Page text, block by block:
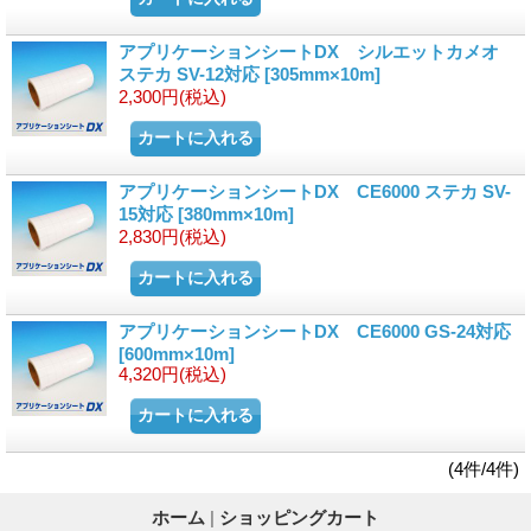
アプリケーションシートDX シルエットカメオ
ステカ SV-12対応 [305mm×10m]
2,300円(税込)
アプリケーションシートDX CE6000 ステカ SV-
15対応 [380mm×10m]
2,830円(税込)
アプリケーションシートDX CE6000 GS-24対応
[600mm×10m]
4,320円(税込)
(4件/4件)
ホーム | ショッピングカート